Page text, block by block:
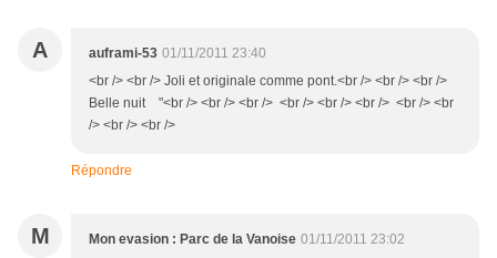
A auframi-53 01/11/2011 23:40
<br /> <br /> Joli et originale comme pont.<br /> <br /> <br />
Belle nuit "<br /> <br /> <br /> <br /> <br /> <br /> <br /> <br
/> <br /> <br />
Répondre
M Mon evasion : Parc de la Vanoise 01/11/2011 23:02